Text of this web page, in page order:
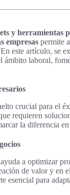
y herramientas
empresas permite
este artículo, se
ámbito laboral,
crucial para el
requieren
la diferencia
ayuda a optimizar
de valor y en
esencial para